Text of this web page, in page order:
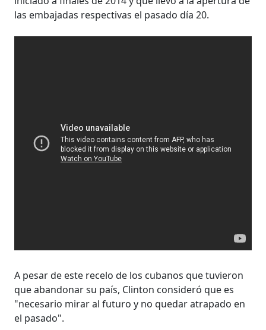
las embajadas respectivas el pasado día 20.
A pesar de este recelo de los cubanos que tuvieron
que abandonar su país, Clinton consideró que es
"necesario mirar al futuro y no quedar atrapado en
el pasado".